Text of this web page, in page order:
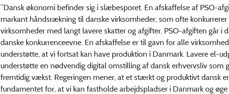
”Dansk økonomi befinder sig i slæbesporet. En afskaffelse af PSO-
markant håndsrækning til danske virksomheder, som ofte
virksomheder med langt lavere skatter og afgifter. PSO-afgiften går i
danske konkurrenceevne. En afskaffelse er til gavn for alle
understøtte, at vi fortsat kan have produktion i Danmark. Lavere el-
understøtte en nødvendig digital omstilling af dansk erhvervsliv som
fremtidig vækst. Regeringen mener, at et stærkt og produktivt dansk
fundamentet for, at vi kan fastholde arbejdspladser i Danmark og